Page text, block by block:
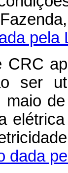
pela
CRC
ser
dada